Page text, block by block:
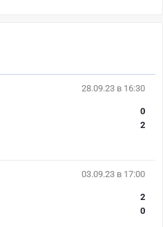
28.09.23 в 16:30
0
2
03.09.23 в 17:00
2
0